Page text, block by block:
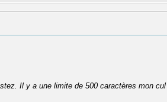
Il y a une limite de 500 caractères mon cul